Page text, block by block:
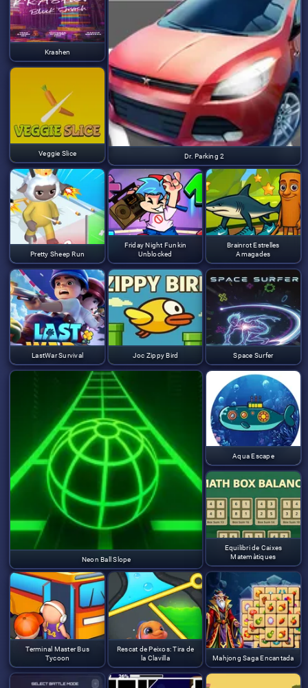
Krashen
Dr. Parking 2
Veggie Slice
Pretty Sheep Run
Friday Night Funkin
Unblocked
Brainrot Estrelles
Amagades
LastWar Survival Joc Zippy Bird Space Surfer
Neon Ball Slope
Aqua Escape
Equilibri de Caixes
Matemàtiques
Terminal Master Bus
Tycoon
Rescat de Peixos: Tira de
la Clavilla
Mahjong Saga Encantada